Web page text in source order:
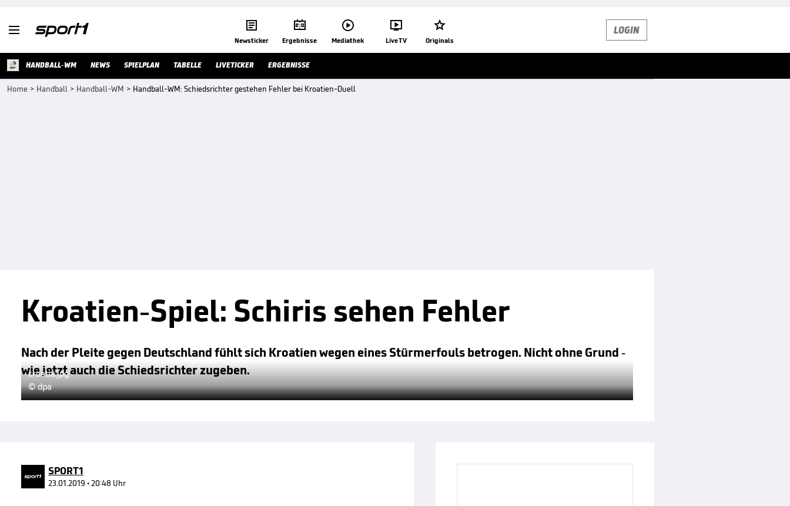
 
Newsticker

Ergebnisse

Mediathek

Live TV

Originals
LOGIN
HANDBALL-WM NEWS SPIELPLAN TABELLE LIVETICKER ERGEBNISSE
Home > Handball > Handball-WM > Handball-WM: Schiedsrichter gestehen Fehler bei Kroatien-Duell
Kroatien-Spiel: Schiris sehen Fehler
Nach der Pleite gegen Deutschland fühlt sich Kroatien wegen eines Stürmerfouls betrogen. Nicht ohne Grund -
wie jetzt auch die Schiedsrichter zugeben.
croatia.jpg
© dpa
SPORT1
23.01.2019 • 20:48 Uhr